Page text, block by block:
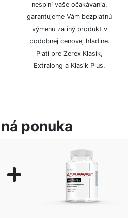
nesplní vaše očakávania,
garantujeme Vám bezplatnú
výmenu za iný produkt v
podobnej cenovej hladine.
Platí pre Zerex Klasik,
Extralong a Klasik Plus.
ponuka